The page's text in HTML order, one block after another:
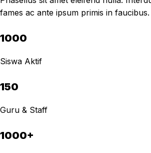
fames ac ante ipsum primis in faucibus.
1000
Siswa Aktif
150
Guru & Staff
1000+